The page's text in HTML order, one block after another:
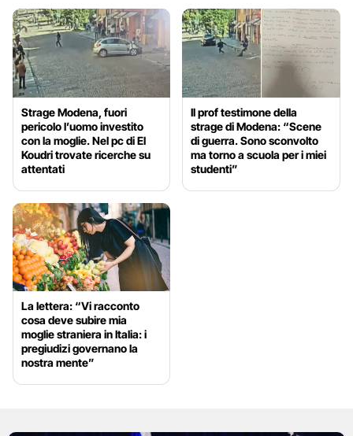
Strage Modena, fuori
pericolo l’uomo investito
con la moglie. Nel pc di El
Koudri trovate ricerche su
attentati
Il prof testimone della
strage di Modena: “Scene
di guerra. Sono sconvolto
ma torno a scuola per i miei
studenti”
La lettera: “Vi racconto
cosa deve subire mia
moglie straniera in Italia: i
pregiudizi governano la
nostra mente”